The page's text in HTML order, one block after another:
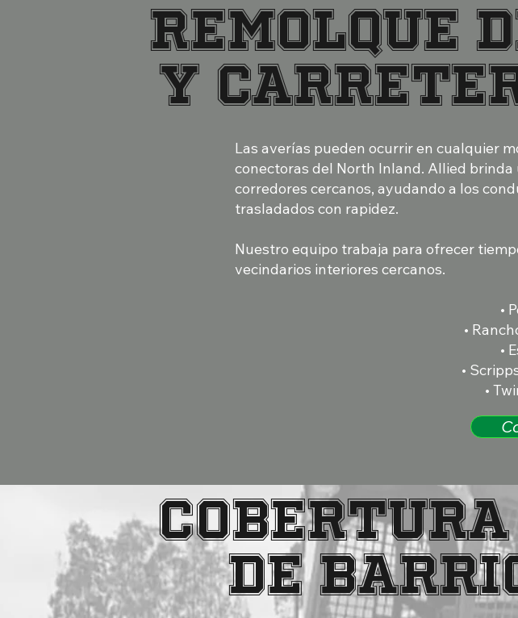
REMOLQUE
Y
Las averías pueden ocurrir en cualquier
conectoras del North Inland. Allied
corredores cercanos, ayudando a los
trasladados con rapidez.
Nuestro equipo trabaja para ofrecer
vecindarios interiores cercanos.
•
•
•
•
•
DE